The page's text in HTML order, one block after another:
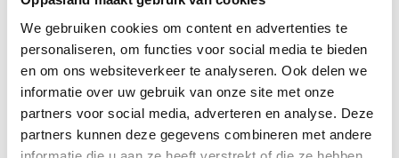
We gebruiken cookies om content en advertenties te
personaliseren, om functies voor social media te bieden
en om ons websiteverkeer te analyseren. Ook delen we
informatie over uw gebruik van onze site met onze
partners voor social media, adverteren en analyse. Deze
partners kunnen deze gegevens combineren met andere
Verwarm de oven voor op 200 graden.
Snijd de plakjes bladerdeeg doormidden, leg ze op
een met bakpapier beklede bakplaat en prik er met
een vork gaatjes in. Het bladerdeeg mag nu voor 15
tot 20 minuutjes in de oven.
Ondertussen kun je de banketbakkersroom maken.
Meng met een garde het ei, de custardpoeder en
de helft van de suiker goed door elkaar tot het een
glad mengsel wordt.
Verwarm de melk met de rest van de suiker in een